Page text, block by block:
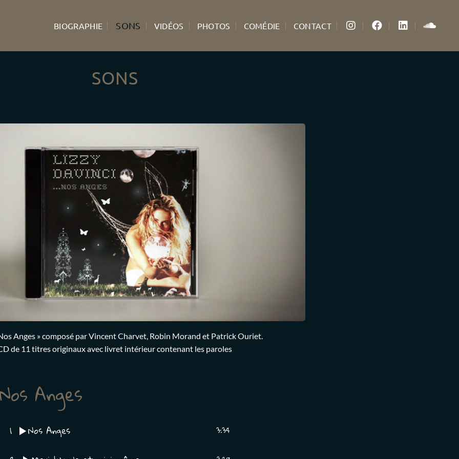
BIOGRAPHIE SONS VIDÉOS PHOTOS COMÉDIE CONTACT
SONS
Anges » composé par Vincent Charvet, Robin Morand et Patrick Ouriet.
de 11 titres originaux avec livret intérieur contenant les paroles
Nos Anges
1 Nos Anges 3:34